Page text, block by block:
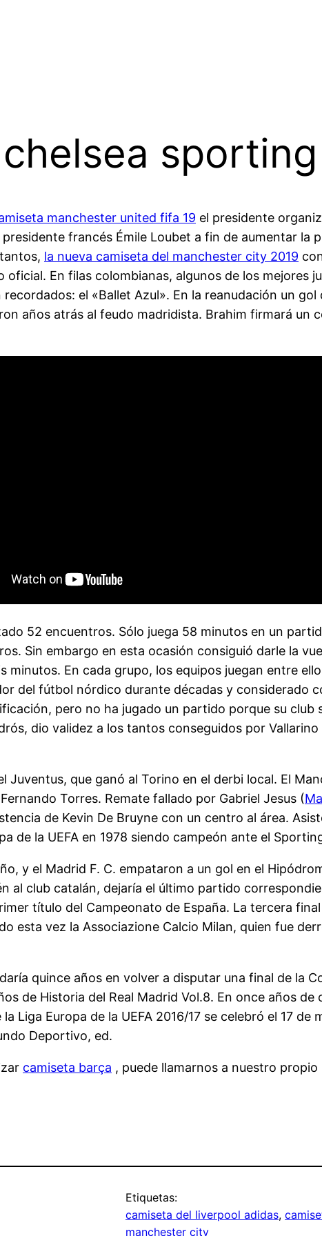
manchester united fifa 19 el presidente
francés Émile Loubet a fin de aumentar la
la nueva camiseta del manchester city 2019
En filas colombianas, algunos de los mejores
el «Ballet Azul». En la reanudación un
años atrás al feudo madridista. Brahim firmará un
52 encuentros. Sólo juega 58 minutos en un
Sin embargo en esta ocasión consiguió darle la
minutos. En cada grupo, los equipos juegan entre
del fútbol nórdico durante décadas y considerado
pero no ha jugado un partido porque su club
dio validez a los tantos conseguidos por
Juventus, que ganó al Torino en el derbi local. El
Torres. Remate fallado por Gabriel Jesus (
de Kevin De Bruyne con un centro al área.
de la UEFA en 1978 siendo campeón ante el
y el Madrid F. C. empataron a un gol en el
al club catalán, dejaría el último partido
título del Campeonato de España. La tercera
esta vez la Associazione Calcio Milan, quien fue
quince años en volver a disputar una final de la
de Historia del Real Madrid Vol.8. En once años de
Europa de la UEFA 2016/17 se celebró el 17 de
Deportivo, ed.
camiseta barça , puede llamarnos a nuestro
Etiquetas:
camiseta del liverpool adidas,
manchester city